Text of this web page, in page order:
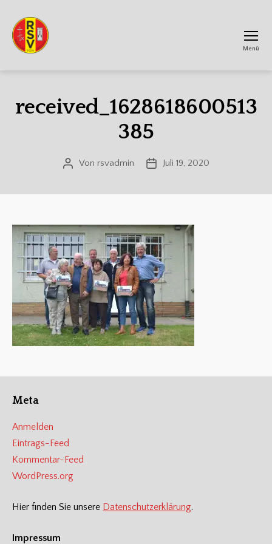
Menü
received_1628618600513
385
Beitragsautor
Von rsvadmin Veröffentlichungsdatum
Juli 19, 2020
Meta
Anmelden
Eintrags-Feed
Kommentar-Feed
WordPress.org
Hier finden Sie unsere Datenschutzerklärung.
Impressum